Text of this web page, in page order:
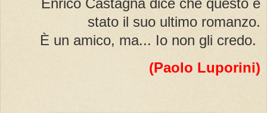
stato il suo ultimo romanzo.
È un amico, ma... Io non gli credo.
(Paolo Luporini)